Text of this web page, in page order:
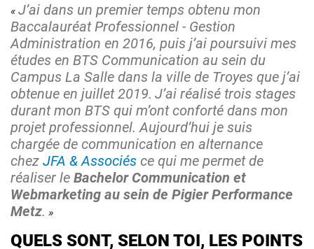
J’ai dans un premier temps obtenu mon
Baccalauréat Professionnel - Gestion
Administration en 2016, puis j’ai poursuivi mes
études en BTS Communication au sein du
Campus La Salle dans la ville de Troyes que j’ai
obtenue en juillet 2019. J’ai réalisé trois stages
durant mon BTS qui m’ont conforté dans mon
projet professionnel. Aujourd’hui je suis
chargée de communication en alternance
chez JFA & Associés ce qui me permet de
réaliser le Bachelor Communication et
Webmarketing au sein de Pigier Performance
Metz.
QUELS SONT, SELON TOI, LES POINTS